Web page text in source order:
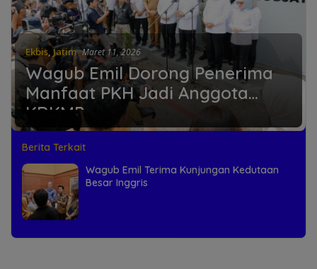
Ekbis,Jatim Maret 11, 2026
Wagub Emil Dorong Penerima
Manfaat PKH Jadi Anggota
KDKMP
Berita Terkait
Wagub Emil Terima Kunjungan Kedutaan
Besar Inggris